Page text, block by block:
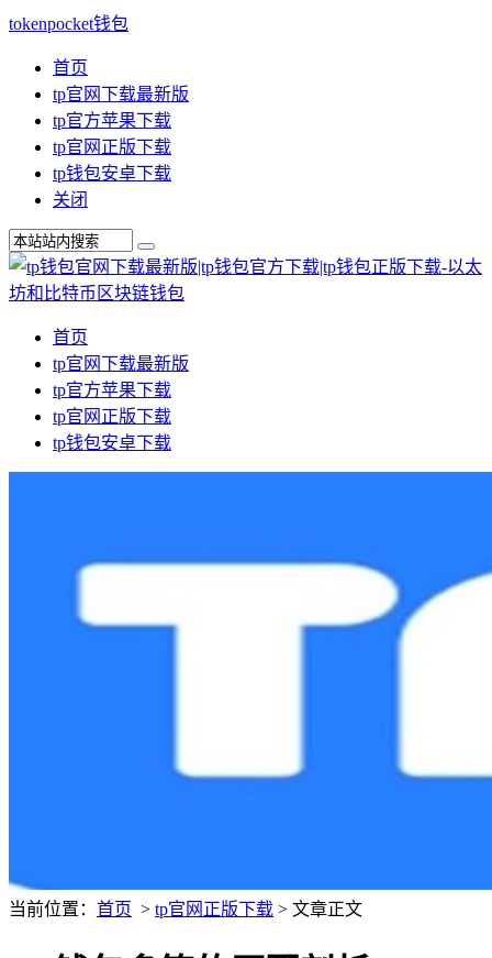
tokenpocket钱包
首页
tp官网下载最新版
tp官方苹果下载
tp官网正版下载
tp钱包安卓下载
关闭
首页
tp官网下载最新版
tp官方苹果下载
tp官网正版下载
tp钱包安卓下载
当前位置： 首页 > tp官网正版下载 > 文章正文